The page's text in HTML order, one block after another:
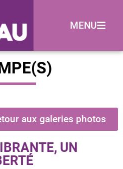
MENU
aux galeries photos
UN